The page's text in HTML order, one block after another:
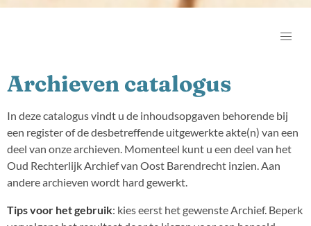
Archieven catalogus
In deze catalogus vindt u de inhoudsopgaven behorende bij
een register of de desbetreffende uitgewerkte akte(n) van een
deel van onze archieven. Momenteel kunt u een deel van het
Oud Rechterlijk Archief van Oost Barendrecht inzien. Aan
andere archieven wordt hard gewerkt.
Tips voor het gebruik: kies eerst het gewenste Archief. Beperk